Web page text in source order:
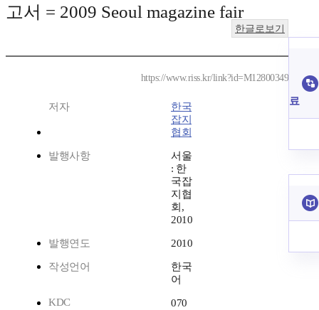
고서 = 2009 Seoul magazine fair
한글로보기
https://www.riss.kr/link?id=M12800349
저자
한국
잡지
협회
발행사항
서울
: 한
국잡
지협
회,
2010
발행연도 2010
작성언어
한국
어
KDC
070
료